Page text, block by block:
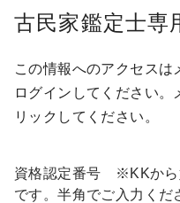
古民家鑑定士専
この情報へのアクセスは
ログインしてください
リックしてください。
資格認定番号 ※KKから
です。半角でご入力くだ